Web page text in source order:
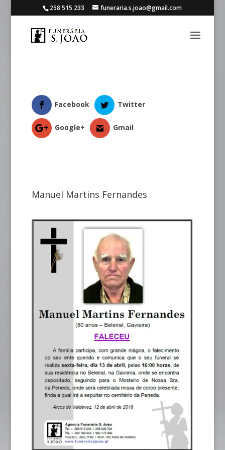
258 515 233 funeraria.s.joao@gmail.com
Facebook Twitter
Google+ Gmail
Manuel Martins Fernandes